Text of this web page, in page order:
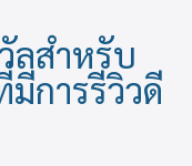
ลสำหรับ
การรีวิวดี